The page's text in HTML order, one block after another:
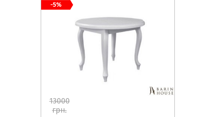
13000
грн.
-5%